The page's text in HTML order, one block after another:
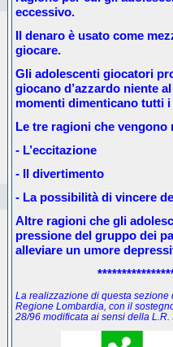
eccessivo.
Il denaro è usato come
giocare.
Gli adolescenti giocatori
giocano d’azzardo niente
momenti dimenticano tutti
Le tre ragioni che
- L’eccitazione
- Il divertimento
- La possibilità di vincere
Altre ragioni che gli
pressione del gruppo dei
alleviare un umore
La realizzazione di questa sezione
Regione Lombardia, con il
28/96 modificata ai sensi della